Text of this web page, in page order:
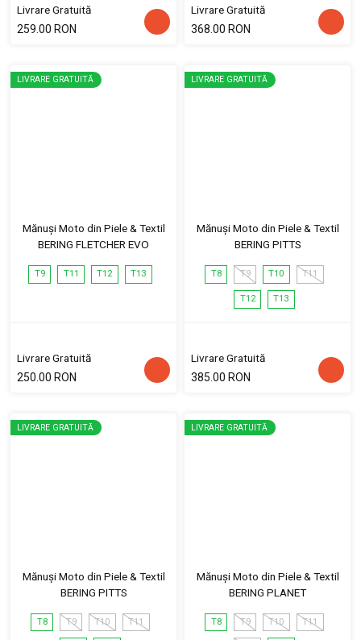
Livrare Gratuită
259.00 RON
Livrare Gratuită
368.00 RON
LIVRARE GRATUITĂ
Mănuși Moto din Piele & Textil
BERING FLETCHER EVO
T9 T11 T12 T13
Livrare Gratuită
250.00 RON
LIVRARE GRATUITĂ
Mănuși Moto din Piele & Textil
BERING PITTS
T8 T9 T10 T11
T12 T13
Livrare Gratuită
385.00 RON
LIVRARE GRATUITĂ
Mănuși Moto din Piele & Textil
BERING PITTS
T8 T9 T10 T11
LIVRARE GRATUITĂ
Mănuși Moto din Piele & Textil
BERING PLANET
T8 T9 T10 T11